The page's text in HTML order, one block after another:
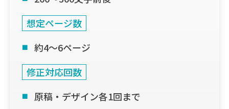
想定ページ数
約4〜6ページ
修正対応回数
原稿・デザイン各1回まで